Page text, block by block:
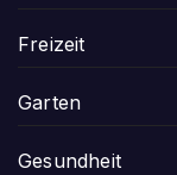
Freizeit
Garten
Gesundheit